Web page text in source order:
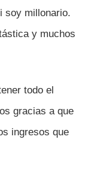
soy millonario.
y muchos
todo el
gracias a que
ingresos que